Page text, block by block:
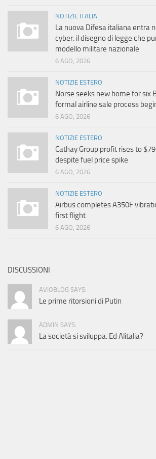
NOTIZIE ITALIA
La nuova Difesa italiana entra
cyber: il disegno di legge che
modello militare nazionale
6 AGO, 2026
NOTIZIE ESTERO
Norse seeks new home for six
formal airline sale process
6 AGO, 2026
NOTIZIE ESTERO
Cathay Group profit rises to
despite fuel price spike
6 AGO, 2026
NOTIZIE ESTERO
Airbus completes A350F
first flight
6 AGO, 2026
DISCUSSIONI
AVIOBLOG SAYS:
Le prime ritorsioni di Putin
ADMIN SAYS:
La società si sviluppa. Ed Alitalia?